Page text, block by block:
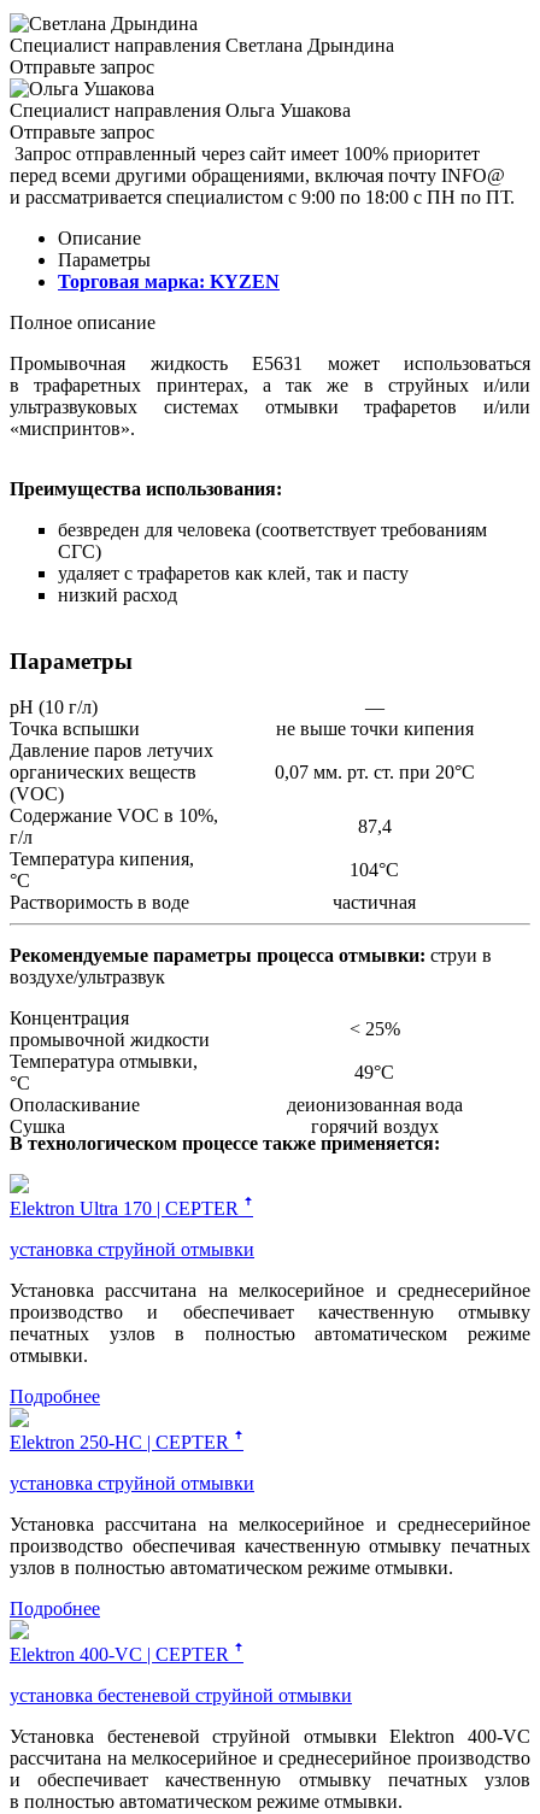
Специалист направления Светлана Дрындина
Отправьте запрос
Специалист направления Ольга Ушакова
Отправьте запрос
Запрос отправленный через сайт имеет 100% приоритет
перед всеми другими обращениями, включая почту INFO@
и рассматривается специалистом с 9:00 по 18:00 с ПН по ПТ.
Описание
Параметры
Торговая марка: KYZEN
Полное описание
Промывочная жидкость E5631 может использоваться
в трафаретных принтерах, а так же в струйных и/или
ультразвуковых системах отмывки трафаретов и/или
«миспринтов».
Преимущества использования:
безвреден для человека (соответствует требованиям
СГС)
удаляет с трафаретов как клей, так и пасту
низкий расход
Параметры
pH (10 г/л)
—
Точка вспышки
не выше точки кипения
Давление паров летучих
органических веществ
(VOC)
0,07 мм. рт. ст. при 20°С
Содержание VOC в 10%,
г/л
87,4
Температура кипения,
°С
104°C
Растворимость в воде
частичная
Рекомендуемые параметры процесса отмывки: cтруи в
воздухе/ультразвук
Концентрация
промывочной жидкости
< 25%
Температура отмывки,
°С
49°C
Ополаскивание
деионизованная вода
Сушка
горячий воздух
В технологическом процессе также применяется:
Elektron Ultra 170 | CEPTER ꜛ
установка струйной отмывки
Установка рассчитана на мелкосерийное и среднесерийное
производство и обеспечивает качественную отмывку
печатных узлов в полностью автоматическом режиме
отмывки.
Подробнее
Elektron 250-HC | CEPTER ꜛ
установка струйной отмывки
Установка рассчитана на мелкосерийное и среднесерийное
производство обеспечивая качественную отмывку печатных
узлов в полностью автоматическом режиме отмывки.
Подробнее
Elektron 400-VC | CEPTER ꜛ
установка бестеневой струйной отмывки
Установка бестеневой струйной отмывки Elektron 400-VC
рассчитана на мелкосерийное и среднесерийное производство
и обеспечивает качественную отмывку печатных узлов
в полностью автоматическом режиме отмывки.